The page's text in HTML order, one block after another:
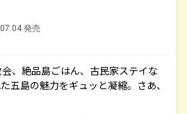
発売
、絶品島ごはん、古民家ステイな
五島の魅力をギュッと凝縮。さあ、